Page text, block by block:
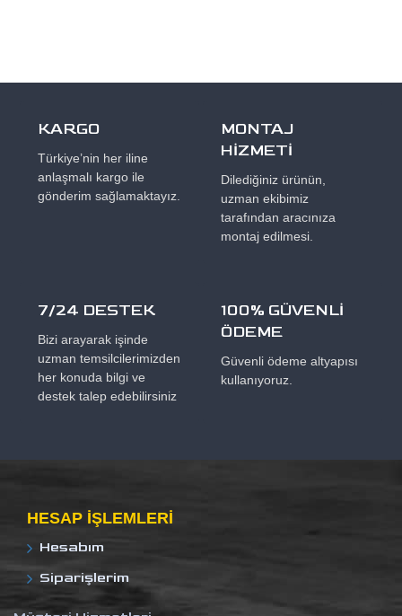
KARGO
Türkiye’nin her iline
anlaşmalı kargo ile
gönderim sağlamaktayız.
MONTAJ
HİZMETİ
Dilediğiniz ürünün,
uzman ekibimiz
tarafından aracınıza
montaj edilmesi.
7/24 DESTEK
Bizi arayarak işinde
uzman temsilcilerimizden
her konuda bilgi ve
destek talep edebilirsiniz
100% GÜVENLİ
ÖDEME
Güvenli ödeme altyapısı
kullanıyoruz.
HESAP IŞLEMLERI
Hesabım
Siparişlerim